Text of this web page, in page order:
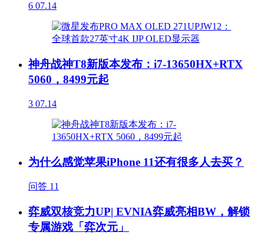
6 07.14
神舟战神T8新版本发布：i7-13650HX+RTX
5060，8499元起
3 07.14
为什么感觉苹果iPhone 11还有很多人去买？
问答 11
弈威双核竞力UP| EVNIA弈威亮相BW，解锁
专属游戏「弈次元」